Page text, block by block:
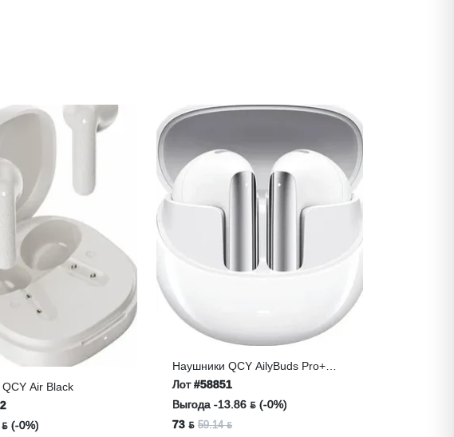
Air Black
(-0%)
Наушники QCY AilyBuds Pro+
Blue
Лот#58851
Выгода -13.86 ƃ (-0%)
73 ƃ 59.14 ƃ